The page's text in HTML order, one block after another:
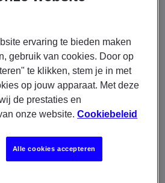
Analist -
ervaring te bieden maken
gebruik van cookies. Door op
te klikken, stem je in met
op jouw apparaat. Met deze
de prestaties en
onze website.Cookiebeleid
Alle cookies accepteren